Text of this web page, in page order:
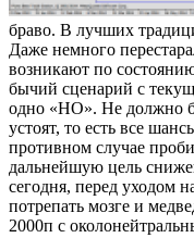
браво. В лучших
Даже немного
возникают по
бычий сценарий с
одно «НО». Не должно
устоят, то есть все
противном случае
дальнейшую цель
сегодня, перед уходом
потрепать мозге и
2000п с